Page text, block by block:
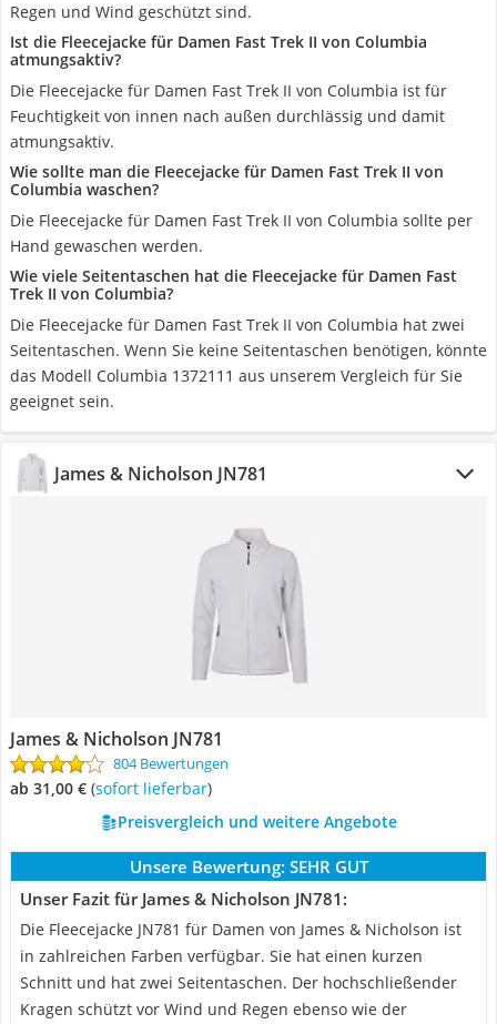
Regen und Wind geschützt sind.
Ist die Fleecejacke für Damen Fast Trek II von Columbia
atmungsaktiv?
Die Fleecejacke für Damen Fast Trek II von Columbia ist für
Feuchtigkeit von innen nach außen durchlässig und damit
atmungsaktiv.
Wie sollte man die Fleecejacke für Damen Fast Trek II von
Columbia waschen?
Die Fleecejacke für Damen Fast Trek II von Columbia sollte per
Hand gewaschen werden.
Wie viele Seitentaschen hat die Fleecejacke für Damen Fast
Trek II von Columbia?
Die Fleecejacke für Damen Fast Trek II von Columbia hat zwei
Seitentaschen. Wenn Sie keine Seitentaschen benötigen, könnte
das Modell Columbia 1372111 aus unserem Vergleich für Sie
geeignet sein.
James & Nicholson JN781
James & Nicholson JN781
804 Bewertungen
ab 31,00 € ( Sofort lieferbar)
Preisvergleich und weitere Angebote
Unsere Bewertung: SEHR GUT
Unser Fazit für James & Nicholson JN781:
Die Fleecejacke JN781 für Damen von James & Nicholson ist
in zahlreichen Farben verfügbar. Sie hat einen kurzen
Schnitt und hat zwei Seitentaschen. Der hochschließender
Kragen schützt vor Wind und Regen ebenso wie der